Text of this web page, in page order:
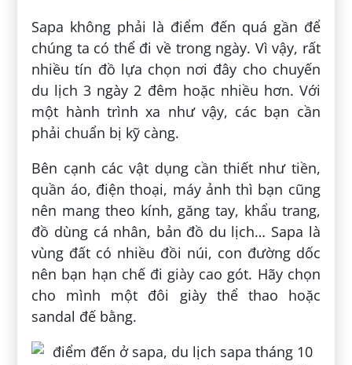
Sapa không phải là điểm đến quá gần để
chúng ta có thể đi về trong ngày. Vì vậy, rất
nhiều tín đồ lựa chọn nơi đây cho chuyến
du lịch 3 ngày 2 đêm hoặc nhiều hơn. Với
một hành trình xa như vậy, các bạn cần
phải chuẩn bị kỹ càng.
Bên cạnh các vật dụng cần thiết như tiền,
quần áo, điện thoại, máy ảnh thì bạn cũng
nên mang theo kính, găng tay, khẩu trang,
đồ dùng cá nhân, bản đồ du lịch… Sapa là
vùng đất có nhiều đồi núi, con đường dốc
nên bạn hạn chế đi giày cao gót. Hãy chọn
cho mình một đôi giày thể thao hoặc
sandal đế bằng.